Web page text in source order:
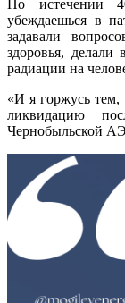
По истечении
убеждаешься в
задавали
здоровья,
радиации на
«И я горжусь тем,
ликвидацию
Чернобыльской